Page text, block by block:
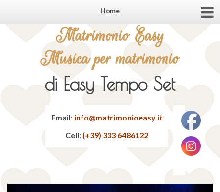
Home
Matrimonio Easy
Musica per matrimonio
di Easy Tempo Set
Email: info@matrimonioeasy.it
Cell: (+39) 333 6486122